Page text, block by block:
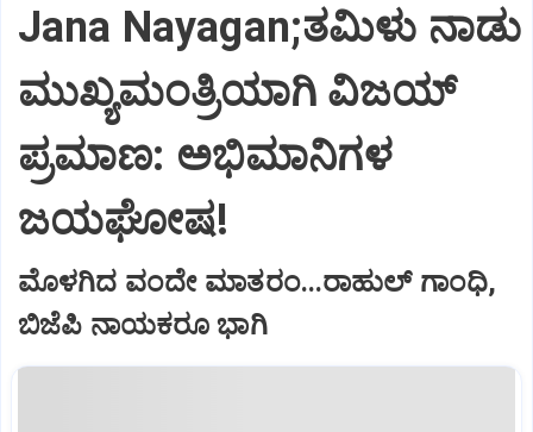
Jana Nayagan;ತಮಿಳು ನಾಡು
ಮುಖ್ಯಮಂತ್ರಿಯಾಗಿ ವಿಜಯ್
ಪ್ರಮಾಣ: ಅಭಿಮಾನಿಗಳ
ಜಯಘೋಷ!
ಮೊಳಗಿದ ವಂದೇ ಮಾತರಂ...ರಾಹುಲ್ ಗಾಂಧಿ,
ಬಿಜೆಪಿ ನಾಯಕರೂ ಭಾಗಿ